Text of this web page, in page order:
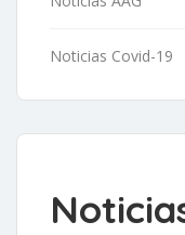
Noticias Covid-19